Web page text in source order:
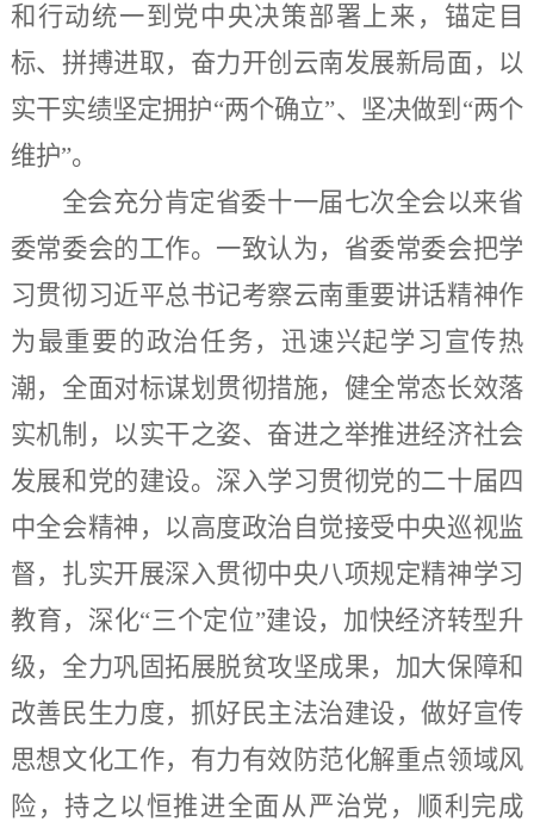
和行动统一到党中央决策部署上来，锚定目
标、拼搏进取，奋力开创云南发展新局面，以
实干实绩坚定拥护“两个确立”、坚决做到“两个
维护”。
全会充分肯定省委十一届七次全会以来省
委常委会的工作。一致认为，省委常委会把学
习贯彻习近平总书记考察云南重要讲话精神作
为最重要的政治任务，迅速兴起学习宣传热
潮，全面对标谋划贯彻措施，健全常态长效落
实机制，以实干之姿、奋进之举推进经济社会
发展和党的建设。深入学习贯彻党的二十届四
中全会精神，以高度政治自觉接受中央巡视监
督，扎实开展深入贯彻中央八项规定精神学习
教育，深化“三个定位”建设，加快经济转型升
级，全力巩固拓展脱贫攻坚成果，加大保障和
改善民生力度，抓好民主法治建设，做好宣传
思想文化工作，有力有效防范化解重点领域风
险，持之以恒推进全面从严治党，顺利完成